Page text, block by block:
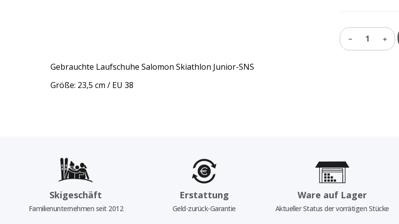
1
Gebrauchte Laufschuhe Salomon Skiathlon Junior-SNS
Größe: 23,5 cm / EU 38
Skigeschäft
Familienunternehmen seit 2012
Erstattung
Geld-zurück-Garantie
Ware auf Lager
Aktueller Status der vorrätigen Stücke